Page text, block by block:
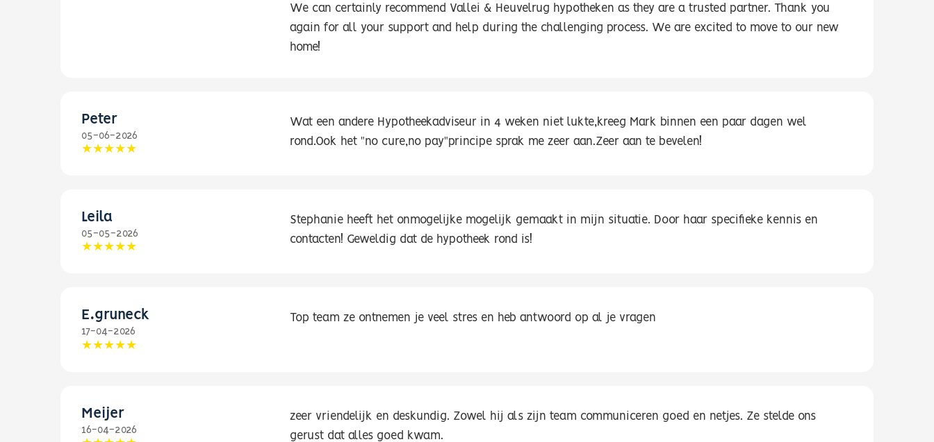
We can certainly recommend Vallei & Heuvelrug hypotheken as they are a trusted partner. Thank you
again for all your support and help during the challenging process. We are excited to move to our new
home!
Peter
05-06-2026
Wat een andere Hypotheekadviseur in 4 weken niet lukte,kreeg Mark binnen een paar dagen wel
rond.Ook het "no cure,no pay"principe sprak me zeer aan.Zeer aan te bevelen!
Leila
05-05-2026
Stephanie heeft het onmogelijke mogelijk gemaakt in mijn situatie. Door haar specifieke kennis en
contacten! Geweldig dat de hypotheek rond is!
E.gruneck
17-04-2026
Top team ze ontnemen je veel stres en heb antwoord op al je vragen
Meijer
16-04-2026
zeer vriendelijk en deskundig. Zowel hij als zijn team communiceren goed en netjes. Ze stelde ons
gerust dat alles goed kwam.